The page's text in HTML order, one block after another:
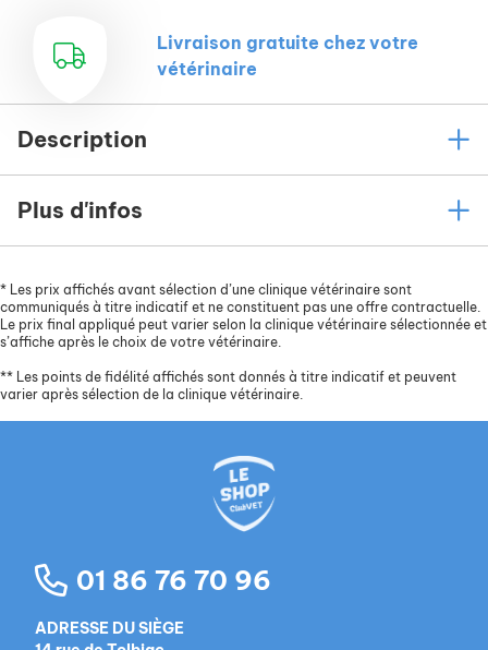
Livraison gratuite chez votre
vétérinaire
Description
Plus d'infos
* Les prix affichés avant sélection d’une clinique vétérinaire sont
communiqués à titre indicatif et ne constituent pas une offre contractuelle.
Le prix final appliqué peut varier selon la clinique vétérinaire sélectionnée et
s’affiche après le choix de votre vétérinaire.
** Les points de fidélité affichés sont donnés à titre indicatif et peuvent
varier après sélection de la clinique vétérinaire.
01 86 76 70 96
ADRESSE DU SIÈGE